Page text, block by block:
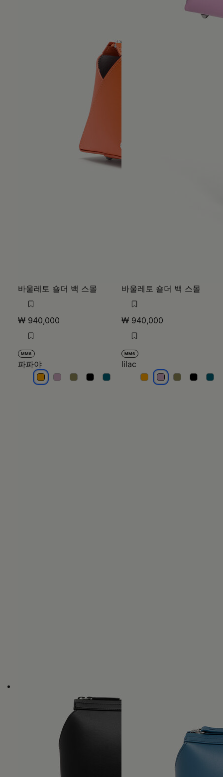
바울레토 숄더 백 스몰
₩ 940,000
MM6
파파야
파파야파파야파파야파파야파파야
바울레토 숄더 백 스몰
₩ 940,000
MM6
lilac
lilac lilac lilac lilac lilac